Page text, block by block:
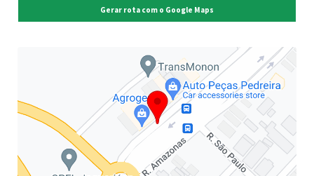
Gerar rota com o Google Maps